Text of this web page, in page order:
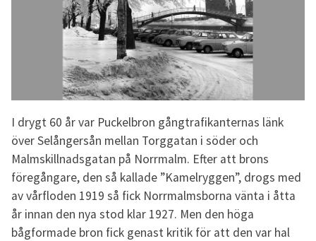
I drygt 60 år var Puckelbron gångtrafikanternas länk
över Selångersån mellan Torggatan i söder och
Malmskillnadsgatan på Norrmalm. Efter att brons
föregångare, den så kallade ”Kamelryggen”, drogs med
av vårfloden 1919 så fick Norrmalmsborna vänta i åtta
år innan den nya stod klar 1927. Men den höga
bågformade bron fick genast kritik för att den var hal